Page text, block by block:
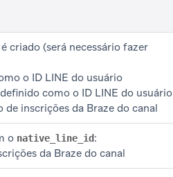
criado (será necessário fazer
o ID LINE do usuário
como o ID LINE do usuário
inscrições da Braze do canal
o native_line_id:
da Braze do canal